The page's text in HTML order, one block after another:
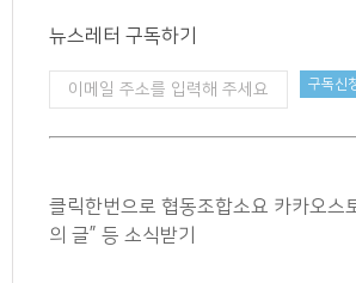
뉴스레터 구독하기
클릭한번으로 협동조합소요 카카오스
의 글” 등 소식받기